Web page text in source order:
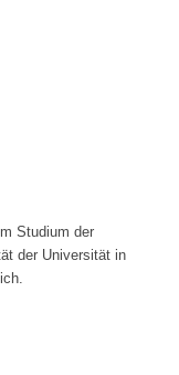
Studium der
der Universität in